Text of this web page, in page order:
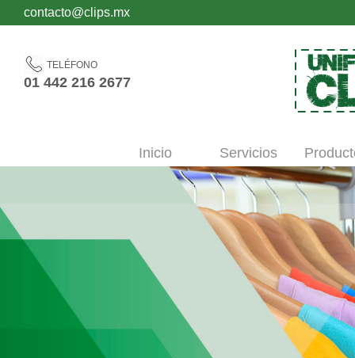
contacto@clips.mx
TELÉFONO
01 442 216 2677
Inicio Servicios
´